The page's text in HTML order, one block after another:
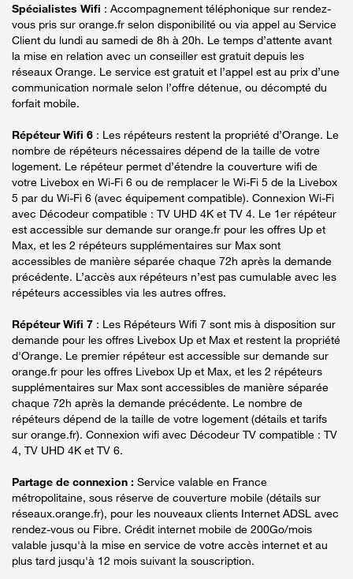
Spécialistes Wifi : Accompagnement téléphonique sur rendez-
vous pris sur orange.fr selon disponibilité ou via appel au Service
Client du lundi au samedi de 8h à 20h. Le temps d’attente avant
la mise en relation avec un conseiller est gratuit depuis les
réseaux Orange. Le service est gratuit et l’appel est au prix d’une
communication normale selon l’offre détenue, ou décompté du
forfait mobile.
Répéteur Wifi 6 : Les répéteurs restent la propriété d’Orange. Le
nombre de répéteurs nécessaires dépend de la taille de votre
logement. Le répéteur permet d’étendre la couverture wifi de
votre Livebox en Wi-Fi 6 ou de remplacer le Wi-Fi 5 de la Livebox
5 par du Wi-Fi 6 (avec équipement compatible). Connexion Wi-Fi
avec Décodeur compatible : TV UHD 4K et TV 4. Le 1er répéteur
est accessible sur demande sur orange.fr pour les offres Up et
Max, et les 2 répéteurs supplémentaires sur Max sont
accessibles de manière séparée chaque 72h après la demande
précédente. L’accès aux répéteurs n’est pas cumulable avec les
répéteurs accessibles via les autres offres.
Répéteur Wifi 7 : Les Répéteurs Wifi 7 sont mis à disposition sur
demande pour les offres Livebox Up et Max et restent la propriété
d'Orange. Le premier répéteur est accessible sur demande sur
orange.fr pour les offres Livebox Up et Max, et les 2 répéteurs
supplémentaires sur Max sont accessibles de manière séparée
chaque 72h après la demande précédente. Le nombre de
répéteurs dépend de la taille de votre logement (détails et tarifs
sur orange.fr). Connexion wifi avec Décodeur TV compatible : TV
4, TV UHD 4K et TV 6.
Partage de connexion : Service valable en France
métropolitaine, sous réserve de couverture mobile (détails sur
réseaux.orange.fr), pour les nouveaux clients Internet ADSL avec
rendez-vous ou Fibre. Crédit internet mobile de 200Go/mois
valable jusqu'à la mise en service de votre accès internet et au
plus tard jusqu'à 12 mois suivant la souscription.